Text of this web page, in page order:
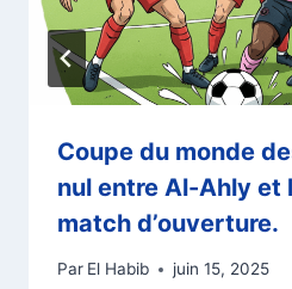
Coupe du monde
nul entre Al-Ahly et
match d’ouverture.
Par El Habib juin 15, 2025